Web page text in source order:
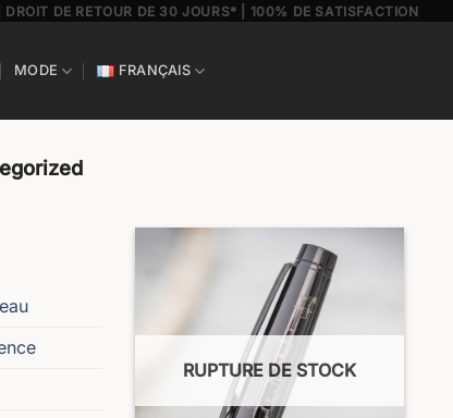
DE RETOUR DE 30 JOURS* | 100% DE SATISFACTION
MODE FRANÇAIS
RUPTURE DE STOCK